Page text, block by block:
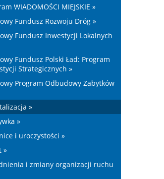
WIADOMOŚCI MIEJSKIE »
Fundusz Rozwoju Dróg »
Fundusz Inwestycji Lokalnych
Fundusz Polski Ład: Program
Strategicznych »
Program Odbudowy Zabytków
»
»
i uroczystości »
»
i zmiany organizacji ruchu